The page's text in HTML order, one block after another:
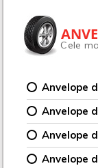
Cele
Anvelope
Anvelope
Anvelope
Anvelope